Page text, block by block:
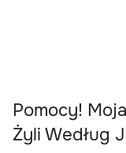
Pomocy!
Żyli Według